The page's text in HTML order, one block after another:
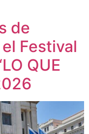
de
Festival
QUE